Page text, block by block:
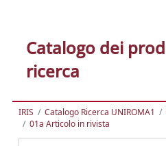
Catalogo dei
ricerca
IRIS Catalogo Ricerca UNIROMA1
01a Articolo in rivista